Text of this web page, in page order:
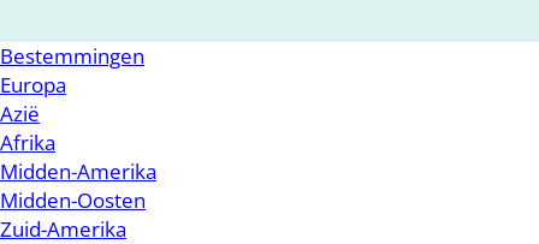
Bestemmingen
Europa
Azië
Afrika
Midden-Amerika
Midden-Oosten
Zuid-Amerika